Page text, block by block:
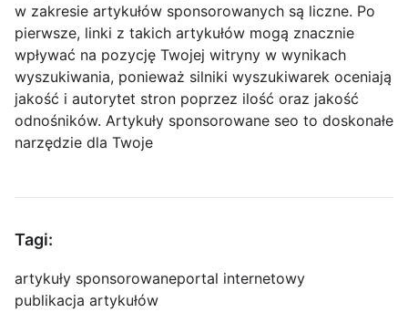
w zakresie artykułów sponsorowanych są liczne. Po
pierwsze, linki z takich artykułów mogą znacznie
wpływać na pozycję Twojej witryny w wynikach
wyszukiwania, ponieważ silniki wyszukiwarek oceniają
jakość i autorytet stron poprzez ilość oraz jakość
odnośników. Artykuły sponsorowane seo to doskonałe
narzędzie dla Twoje
Tagi:
artykuły sponsorowaneportal internetowy
publikacja artykułów